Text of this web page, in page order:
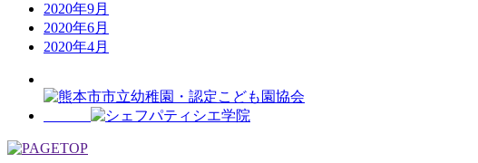
2020年9月
2020年6月
2020年4月